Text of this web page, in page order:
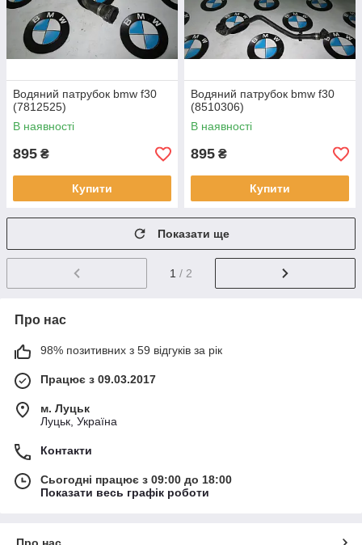
Водяний патрубок bmw f30
(7812525)
В наявності
895 ₴
Купити
Водяний патрубок bmw f30
(8510306)
В наявності
895 ₴
Купити
Показати ще
1 / 2
Про нас
98% позитивних з 59 відгуків за рік
Працює з 09.03.2017
м. Луцьк
Луцьк, Україна
Контакти
Сьогодні працює з 09:00 до 18:00
Показати весь графік роботи